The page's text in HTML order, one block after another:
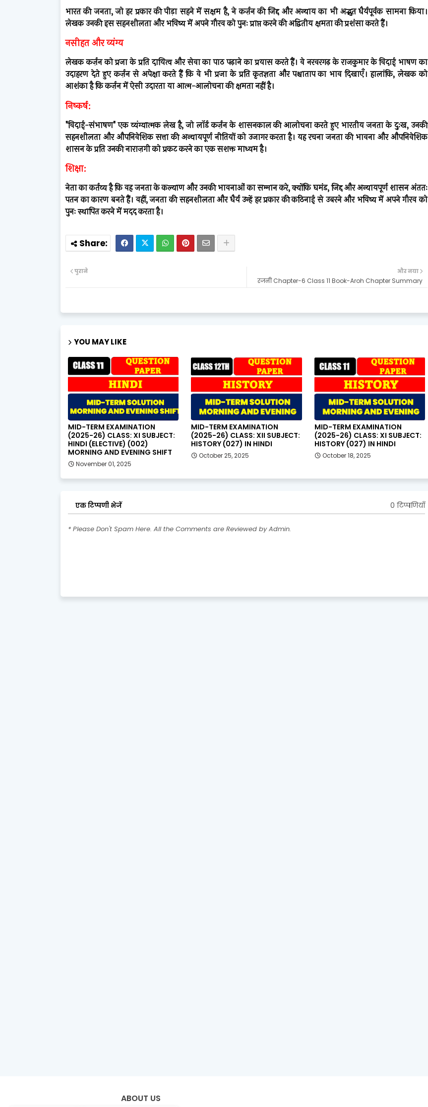
भारत की जनता, जो हर प्रकार की पीड़ा सहने में सक्षम है, ने कर्ज़न की जिद्द और अन्याय का भी अद्भुत धैर्यपूर्वक सामना किया।
लेखक उनकी इस सहनशीलता और भविष्य में अपने गौरव को पुनः प्राप्त करने की अद्वितीय क्षमता की प्रशंसा करते हैं।
नसीहत और व्यंग्य
लेखक कर्ज़न को प्रजा के प्रति दायित्व और सेवा का पाठ पढ़ाने का प्रयास करते हैं। वे नरवरगढ़ के राजकुमार के विदाई भाषण का
उदाहरण देते हुए कर्ज़न से अपेक्षा करते हैं कि वे भी प्रजा के प्रति कृतज्ञता और पश्चाताप का भाव दिखाएँ। हालांकि, लेखक को
आशंका है कि कर्ज़न में ऐसी उदारता या आत्म-आलोचना की क्षमता नहीं है।
निष्कर्ष:
"विदाई-संभाषण" एक व्यंग्यात्मक लेख है, जो लॉर्ड कर्ज़न के शासनकाल की आलोचना करते हुए भारतीय जनता के दुःख, उनकी
सहनशीलता और औपनिवेशिक सत्ता की अन्यायपूर्ण नीतियों को उजागर करता है। यह रचना जनता की भावना और औपनिवेशिक
शासन के प्रति उनकी नाराज़गी को प्रकट करने का एक सशक्त माध्यम है।
शिक्षा:
नेता का कर्तव्य है कि वह जनता के कल्याण और उनकी भावनाओं का सम्मान करे, क्योंकि घमंड, जिद्द और अन्यायपूर्ण शासन अंततः
पतन का कारण बनते हैं। वहीं, जनता की सहनशीलता और धैर्य उन्हें हर प्रकार की कठिनाई से उबरने और भविष्य में अपने गौरव को
पुनः स्थापित करने में मदद करता है।
और नया
रजनी Chapter-6 Class 11 Book-Aroh Chapter Summary
पुराने
YOU MAY LIKE
MID-TERM EXAMINATION
(2025-26) CLASS: XI SUBJECT:
HINDI (ELECTIVE) (002)
MORNING AND EVENING SHIFT
November 01, 2025
MID-TERM EXAMINATION
(2025-26) CLASS: XII SUBJECT:
HISTORY (027) IN HINDI
October 25, 2025
MID-TERM EXAMINATION
(2025-26) CLASS: XI SUBJECT:
HISTORY (027) IN HINDI
October 18, 2025
एक टिप्पणी भेजें 0 टिप्पणियाँ
* Please Don't Spam Here. All the Comments are Reviewed by Admin.
ABOUT US